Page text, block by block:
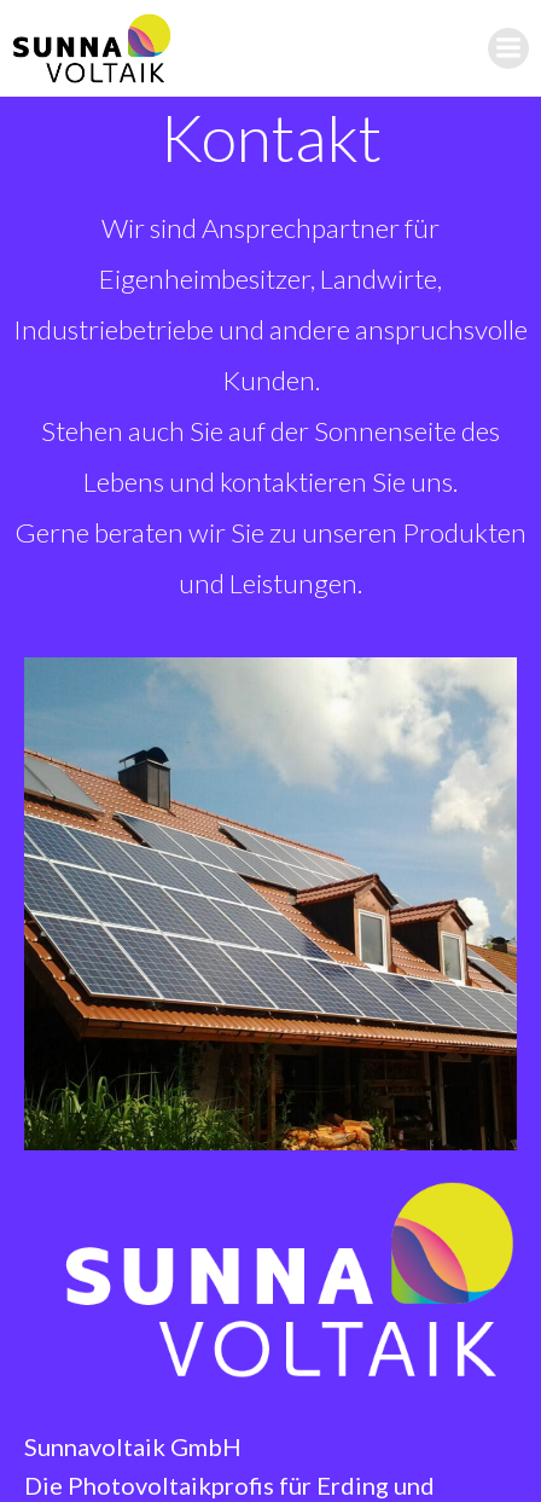
Kontakt
Wir sind Ansprechpartner für
Eigenheimbesitzer, Landwirte,
Industriebetriebe und andere anspruchsvolle
Kunden.
Stehen auch Sie auf der Sonnenseite des
Lebens und kontaktieren Sie uns.
Gerne beraten wir Sie zu unseren Produkten
und Leistungen.
Sunnavoltaik GmbH
Die Photovoltaikprofis für Erding und